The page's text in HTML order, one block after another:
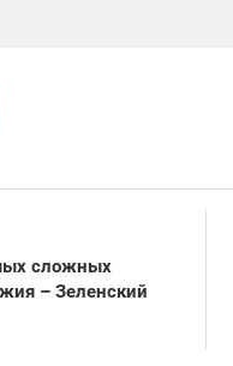
сложных
– Зеленский